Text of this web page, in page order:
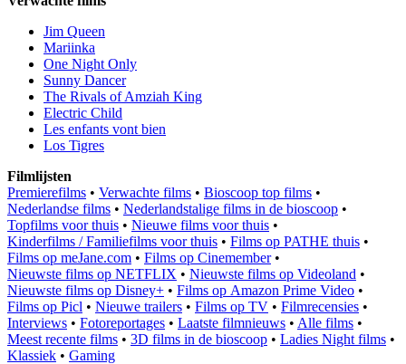
Jim Queen
Mariinka
One Night Only
Sunny Dancer
The Rivals of Amziah King
Electric Child
Les enfants vont bien
Los Tigres
Filmlijsten
Premierefilms • Verwachte films • Bioscoop top films •
Nederlandse films • Nederlandstalige films in de bioscoop •
Topfilms voor thuis • Nieuwe films voor thuis •
Kinderfilms / Familiefilms voor thuis • Films op PATHE thuis •
Films op meJane.com • Films op Cinemember•
Nieuwste films op NETFLIX • Nieuwste films op Videoland •
Nieuwste films op Disney+ • Films op Amazon Prime Video •
Films op Picl • Nieuwe trailers • Films op TV • Filmrecensies •
Interviews • Fotoreportages • Laatste filmnieuws • Alle films •
Meest recente films • 3D films in de bioscoop • Ladies Night films •
Klassiek • Gaming